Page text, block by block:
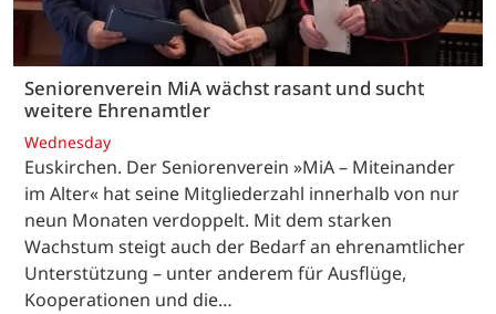
Seniorenverein MiA wächst rasant und sucht
weitere Ehrenamtler
Wednesday
Euskirchen. Der Seniorenverein »MiA – Miteinander
im Alter« hat seine Mitgliederzahl innerhalb von nur
neun Monaten verdoppelt. Mit dem starken
Wachstum steigt auch der Bedarf an ehrenamtlicher
Unterstützung – unter anderem für Ausflüge,
Kooperationen und die…